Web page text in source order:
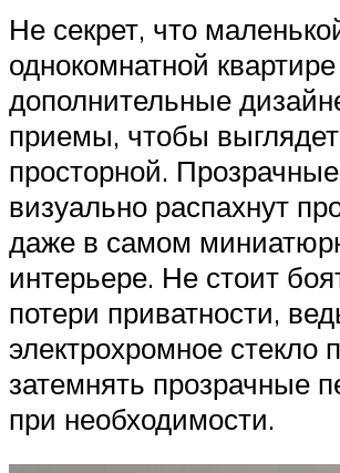
Не секрет, что
однокомнатной
дополнительные
приемы, чтобы
просторной.
визуально распахнут
даже в самом
интерьере. Не стоит
потери приватности,
электрохромное стекло
затемнять прозрачные
при необходимости.